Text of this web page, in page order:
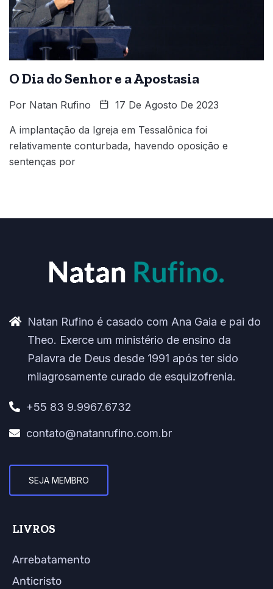
O Dia do Senhor e a Apostasia
Por Natan Rufino 17 De Agosto De 2023
A implantação da Igreja em Tessalônica foi
relativamente conturbada, havendo oposição e
sentenças por
Natan Rufino é casado com Ana Gaia e pai do
Theo. Exerce um ministério de ensino da
Palavra de Deus desde 1991 após ter sido
milagrosamente curado de esquizofrenia.
+55 83 9.9967.6732
contato@natanrufino.com.br
SEJA MEMBRO
LIVROS
Arrebatamento
Anticristo